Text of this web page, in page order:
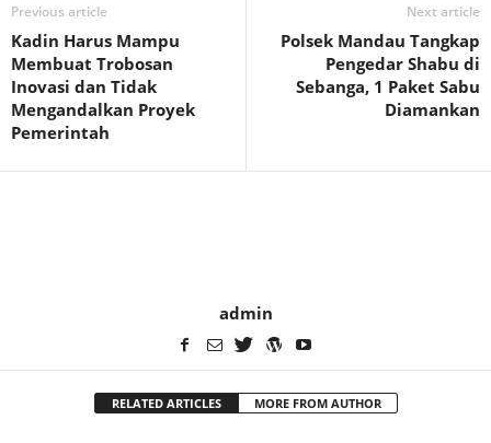
Previous article
Kadin Harus Mampu
Membuat Trobosan
Inovasi dan Tidak
Mengandalkan Proyek
Pemerintah
Next article
Polsek Mandau Tangkap
Pengedar Shabu di
Sebanga, 1 Paket Sabu
Diamankan
admin
RELATED ARTICLES MORE FROM AUTHOR